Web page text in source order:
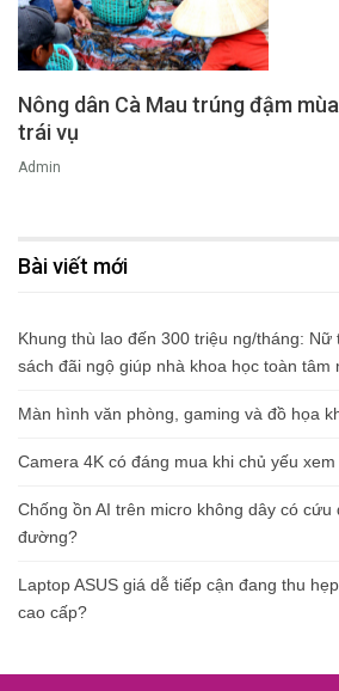
Nông dân Cà Mau trúng đậm
trái vụ
Admin
Bài viết mới
Khung thù lao đến 300 triệu ng/tháng:
sách đãi ngộ giúp nhà khoa học toàn tâm
Màn hình văn phòng, gaming và đồ họa
Camera 4K có đáng mua khi chủ yếu
Chống ồn AI trên micro không dây có
đường?
Laptop ASUS giá dễ tiếp cận đang thu
cao cấp?